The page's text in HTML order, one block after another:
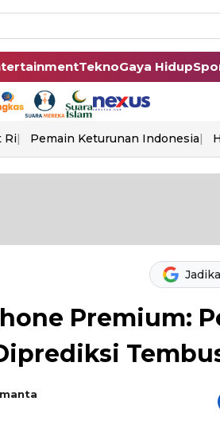
TeknoGaya Hidup
Ri Pemain Keturunan Indonesia
Premium: